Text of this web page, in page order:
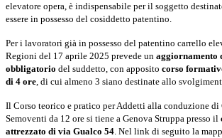
elevatore opera, è indispensabile per il soggetto
essere in possesso del cosiddetto patentino.
Per i lavoratori già in possesso del patentino carrello
Regioni del 17 aprile 2025 prevede un aggiornamento
obbligatorio del suddetto, con apposito corso
di 4 ore, di cui almeno 3 siano destinate allo
Il Corso teorico e pratico per Addetti alla conduzione
Semoventi da 12 ore si tiene a Genova Struppa presso il
attrezzato di via Gualco 54. Nel link di seguito la